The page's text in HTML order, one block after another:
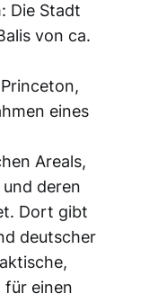
Die Stadt
von ca.
eines
Areals,
deren
Dort gibt
deutscher
für einen